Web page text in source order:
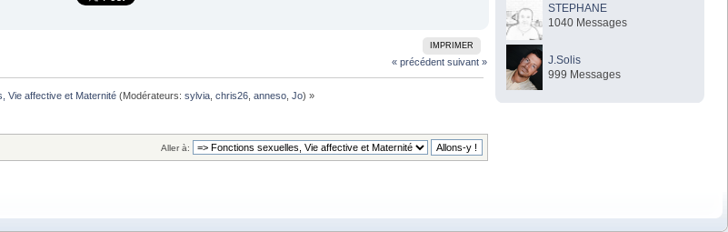
IMPRIMER
« précédent suivant »
Vie affective et Maternité(Modérateurs: sylvia, chris26, anneso, Jo) »
Aller à:
STEPHANE
1040 Messages
J.Solis
999 Messages